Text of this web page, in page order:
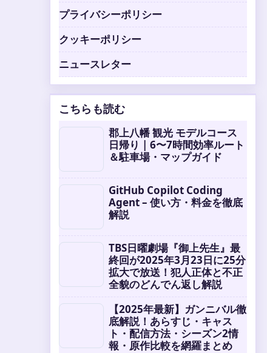
プライバシーポリシー
クッキーポリシー
ニュースレター
こちらも読む
郡上八幡 観光 モデルコース
日帰り | 6〜7時間効率ルート
＆駐車場・マップガイド
GitHub Copilot Coding
Agent – 使い方・料金を徹底
解説
TBS日曜劇場『御上先生』最
終回が2025年3月23日に25分
拡大で放送！犯人正体と不正
全貌のどんでん返し解説
【2025年最新】ガンニバル徹
底解説！あらすじ・キャス
ト・配信方法・シーズン2情
報・原作比較を網羅まとめ